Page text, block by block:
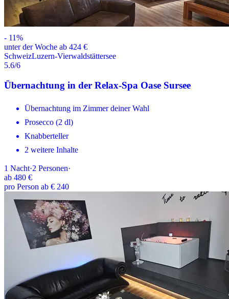
- 11%
unter der Woche ab 424 €
SchweizLuzern-Vierwaldstättersee
5.6/6
Übernachtung in der Relax-Spa Oase Sursee
Übernachtung im Zimmer deiner Wahl
Prosecco (2 dl)
Knabberteller
2 weitere Inhalte
1 Nacht·2 Personen·
ab 480 €
pro Person ab € 240